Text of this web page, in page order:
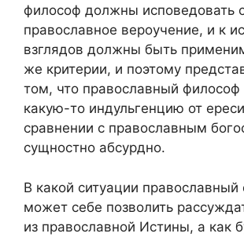
философ должны исповедовать
православное вероучение, и к
взглядов должны быть
же критерии, и поэтому
том, что православный
какую-то индульгенцию от
сравнении с православным
сущностно абсурдно.
В какой ситуации
может себе позволить
из православной Истины, а как